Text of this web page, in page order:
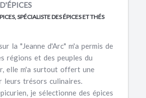
SPÉCIALISTE DES ÉPICES ET THÉS
la "Jeanne d'Arc" m'a permis de
régions et des peuples du
elle m'a surtout offert une
leurs trésors culinaires.
je sélectionne des épices